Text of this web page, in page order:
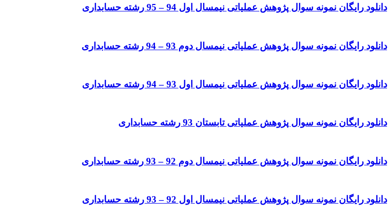
دانلود رایگان نمونه سوال پژوهش عملیاتی نیمسال اول 94 – 95 رشته حسابداری
دانلود رایگان نمونه سوال پژوهش عملیاتی نیمسال دوم 93 – 94 رشته حسابداری
دانلود رایگان نمونه سوال پژوهش عملیاتی نیمسال اول 93 – 94 رشته حسابداری
دانلود رایگان نمونه سوال پژوهش عملیاتی تابستان 93 رشته حسابداری
دانلود رایگان نمونه سوال پژوهش عملیاتی نیمسال دوم 92 – 93 رشته حسابداری
دانلود رایگان نمونه سوال پژوهش عملیاتی نیمسال اول 92 – 93 رشته حسابداری